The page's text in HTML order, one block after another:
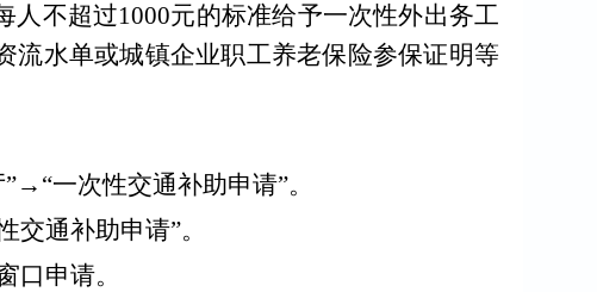
人不超过1000元的标准给予一次性外出务工
流水单或城镇企业职工养老保险参保证明等
”→“一次性交通补助申请”。
交通补助申请”。
口申请。